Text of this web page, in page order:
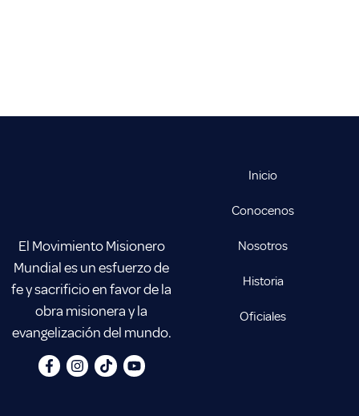
El Movimiento Misionero
Mundial es un esfuerzo de
fe y sacrificio en favor de la
obra misionera y la
evangelización del mundo.
Inicio
Conocenos
Nosotros
Historia
Oficiales